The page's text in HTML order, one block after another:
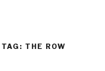
TAG: THE ROW